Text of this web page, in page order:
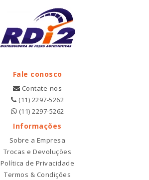
Fale conosco
Contate-nos
(11) 2297-5262
(11) 2297-5262
Informações
Sobre a Empresa
Trocas e Devoluções
Política de Privacidade
Termos & Condições